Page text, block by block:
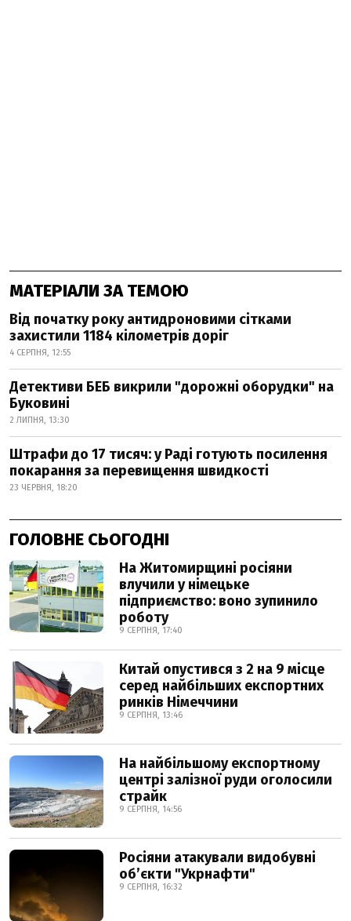
МАТЕРІАЛИ ЗА ТЕМОЮ
Від початку року антидроновими сітками
захистили 1184 кілометрів доріг
4 СЕРПНЯ, 12:55
Детективи БЕБ викрили "дорожні оборудки" на
Буковині
2 ЛИПНЯ, 13:30
Штрафи до 17 тисяч: у Раді готують посилення
покарання за перевищення швидкості
23 ЧЕРВНЯ, 18:20
ГОЛОВНЕ СЬОГОДНІ
На Житомирщині росіяни
влучили у німецьке
підприємство: воно зупинило
роботу
9 СЕРПНЯ, 17:40
Китай опустився з 2 на 9 місце
серед найбільших експортних
ринків Німеччини
9 СЕРПНЯ, 13:46
На найбільшому експортному
центрі залізної руди оголосили
страйк
9 СЕРПНЯ, 14:56
Росіяни атакували видобувні
обʼєкти "Укрнафти"
9 СЕРПНЯ, 16:32